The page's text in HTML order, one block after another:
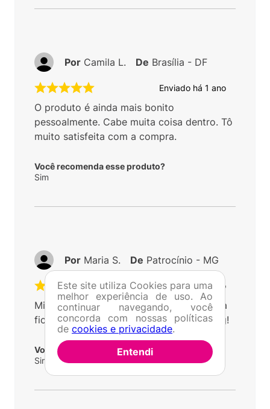
Enviado há 1 ano
O produto é ainda mais bonito
pessoalmente. Cabe muita coisa dentro. Tô
muito satisfeita com a compra.
Você recomenda esse produto?
Sim
Por Camila L. De Brasília - DF
Enviado há1 ano
Minha compra foi maravilhosa! Minha filha
ficou encantada com a mochila da Kipling!
Você recomenda esse produto?
Sim
Por Maria S. De Patrocínio - MG
Este site utiliza Cookies para uma
melhor experiência de uso. Ao
continuar navegando, você
concorda com nossas políticas
de cookies e privacidade.
Entendi